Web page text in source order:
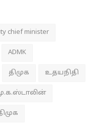
chief minister
ADMK
திமுக உதயநிதி